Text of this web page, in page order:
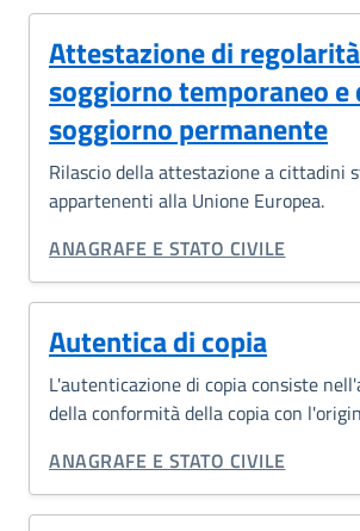
Attestazione di
soggiorno temporaneo e
soggiorno permanente
Rilascio della attestazione a cittadini
appartenenti alla Unione Europea.
CATEGORIA CORRELATA:
ANAGRAFE E STATO CIVILE
Autentica di copia
L'autenticazione di copia consiste
della conformità della copia con
CATEGORIA CORRELATA:
ANAGRAFE E STATO CIVILE